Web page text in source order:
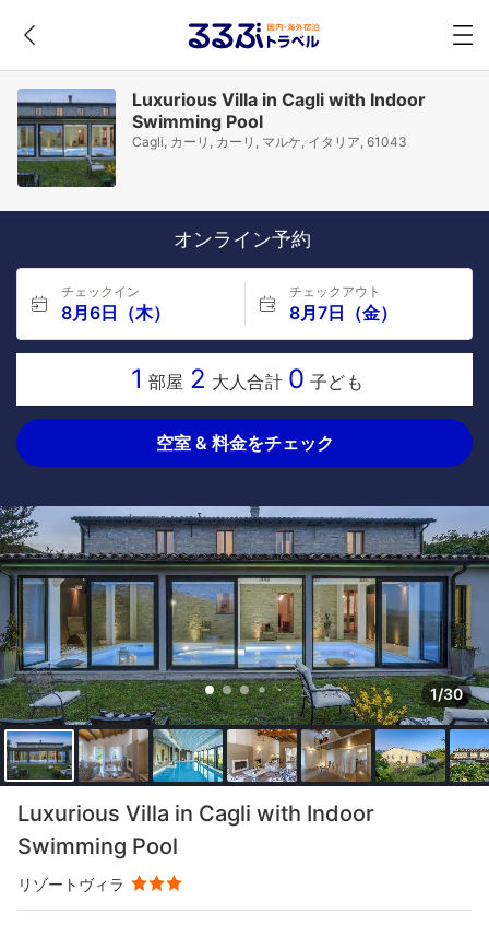
Luxurious Villa in Cagli with Indoor
Swimming Pool
Cagli, カーリ, カーリ, マルケ, イタリア, 61043
オンライン予約
チェックイン
8月6日（木）
チェックアウト
8月7日（金）
1 部屋 2 大人合計 0 子ども
空室 & 料金をチェック
1/30
Luxurious Villa in Cagli with Indoor
Swimming Pool
リゾートヴィラ